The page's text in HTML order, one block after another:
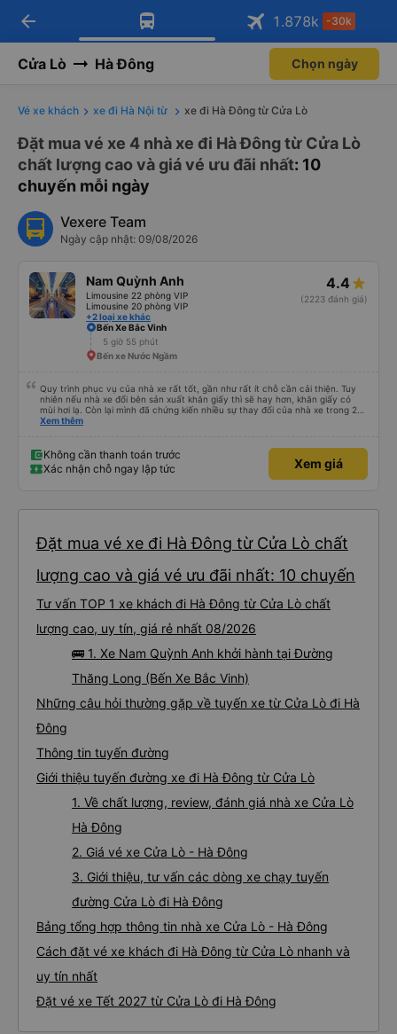
Tải app Vexere ngay!
Nhận ưu đãi thành viên độc
Mở app
Tải app Vexere
-30k/ghế khi đặt vé máy bay qua
Mở app
arrow_back 1.878k -30k
Cửa Lò Hà Đông Chọn ngày
Vé xe khách xe đi Hà Nội từ xe đi Hà Đông từ Cửa Lò
Đặt mua vé xe 4 nhà xe đi Hà Đông từ Cửa Lò
chất lượng cao và giá vé ưu đãi nhất: 10
chuyến mỗi ngày
Vexere Team
Ngày cập nhật: 09/08/2026
Nam Quỳnh Anh
Limousine 22 phòng VIP
Limousine 20 phòng VIP
+2 loại xe khác
4.4
(2223 đánh giá)
Bến Xe Bắc Vinh
5 giờ 55 phút
Bến xe Nước Ngầm
Quy trình phục vụ của nhà xe rất tốt, gần như rất ít chỗ cần cải thiện. Tuy
nhiên nếu nhà xe đổi bên sản xuất khăn giấy thì sẽ hay hơn, khăn giấy có
mùi hơi lạ. Còn lại mình đã chứng kiến nhiều sự thay đổi của nhà xe trong 2
tháng vừa rồi: tài xế và phụ xe ngày càng thân thiện, quy trình phục vụ rõ
Xem thêm
Không cần thanh toán trước
Xác nhận chỗ ngay lập tức
Xem giá
Đặt mua vé xe đi Hà Đông từ Cửa Lò chất
lượng cao và giá vé ưu đãi nhất: 10 chuyến
Tư vấn TOP 1 xe khách đi Hà Đông từ Cửa Lò chất
lượng cao, uy tín, giá rẻ nhất 08/2026
🚌 1. Xe Nam Quỳnh Anh khởi hành tại Đường
Thăng Long (Bến Xe Bắc Vinh)
Những câu hỏi thường gặp về tuyến xe từ Cửa Lò đi Hà
Đông
Thông tin tuyến đường
Giới thiệu tuyến đường xe đi Hà Đông từ Cửa Lò
1. Về chất lượng, review, đánh giá nhà xe Cửa Lò
Hà Đông
2. Giá vé xe Cửa Lò - Hà Đông
3. Giới thiệu, tư vấn các dòng xe chạy tuyến
đường Cửa Lò đi Hà Đông
Bảng tổng hợp thông tin nhà xe Cửa Lò - Hà Đông
Cách đặt vé xe khách đi Hà Đông từ Cửa Lò nhanh và
uy tín nhất
Đặt vé xe Tết 2027 từ Cửa Lò đi Hà Đông